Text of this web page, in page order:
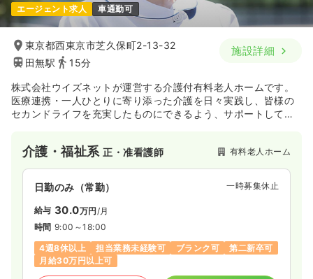
エージェント求人 車通勤可
東京都西東京市芝久保町2-13-32
田無駅
15分
施設詳細
株式会社ウイズネットが運営する介護付有料老人ホームです。
医療連携・一人ひとりに寄り添った介護を日々実践し、皆様の
セカンドライフを充実したものにできるよう、サポートしてお
介護・福祉系正・准看護師 有料老人ホーム
日勤のみ（常勤） 一時募集休止
給与 30.0万円/月
時間 9:00～18:00
4週8休以上
担当業務未経験可 ブランク可
第二新卒可
月給30万円以上可